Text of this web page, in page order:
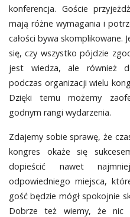
konferencja. Goście
mają różne wymagania i
całości bywa skomplikowane.
się, czy wszystko pójdzie
jest wiedza, ale również
podczas organizacji wielu
Dzięki temu możemy
godnym rangi wydarzenia.
Zdajemy sobie sprawę, że
kongres okaże się
dopieścić nawet
odpowiedniego miejsca,
gość będzie mógł spokojnie
Dobrze też wiemy, że nic